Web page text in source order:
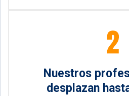
Nuestros
desplazan